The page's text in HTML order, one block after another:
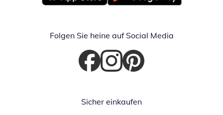
Öffnet in neuem FensterÖffnet in neuem Fenster
Folgen Sie heine auf Social Media
Öffnet in neuem Fenster
Öffnet in neuem Fenster
Öffnet in neuem Fenster
Sicher einkaufen